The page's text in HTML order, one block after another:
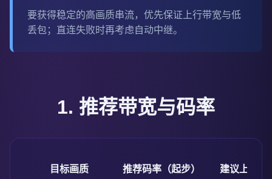
要获得稳定的高画质串流，优先保证上行带宽与低
丢包；直连失败时再考虑自动中继。
1. 推荐带宽与码率
目标画质 推荐码率（起步） 建议上行带